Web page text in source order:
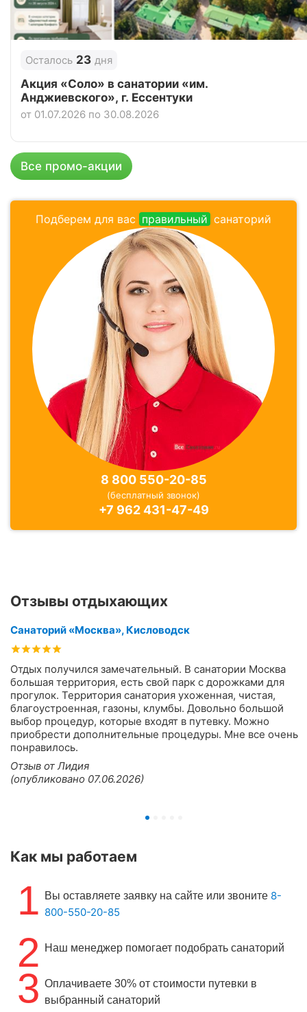
Отзывы 11 отзывов
Санаторий «Вилла Арнест», Кисловодск
Рейтинг 4.9
Санаторий «Солнечный», Кисловодск
Рейтинг 4.8
58 отзывов
Осталось 23 дня
Акция «Соло» в санатории «им.
Анджиевского», г. Ессентуки
от 01.07.2026 по 30.08.2026
Все промо-акции
Подберем для вас правильный санаторий
8 800 550-20-85
(бесплатный звонок)
+7 962 431-47-49
Отзывы отдыхающих
Санаторий «Москва», Кисловодск
Отдых получился замечательный. В санатории Москва
большая территория, есть свой парк с дорожками для
прогулок. Территория санатория ухоженная, чистая,
благоустроенная, газоны, клумбы. Довольно большой
выбор процедур, которые входят в путевку. Можно
приобрести дополнительные процедуры. Мне все очень
понравилось.
Отзыв от Лидия
(опубликовано 07.06.2026)
Как мы работаем
1 Вы оставляете заявку на сайте или звоните 8-
800-550-20-85
2 Наш менеджер помогает подобрать санаторий
3 Оплачиваете 30% от стоимости путевки в
выбранный санаторий